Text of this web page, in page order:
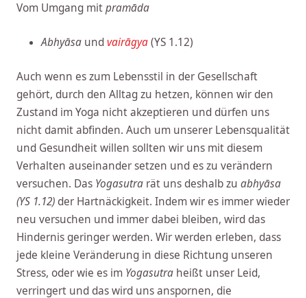
Vom Umgang mitpramāda
Abhyāsa undvairāgya(YS 1.12)
Auch wenn es zum Lebensstil in der Gesellschaft
gehört, durch den Alltag zu hetzen, können wir den
Zustand im Yoga nicht akzeptieren und dürfen uns
nicht damit abfinden. Auch um unserer Lebensqualität
und Gesundheit willen sollten wir uns mit diesem
Verhalten auseinander setzen und es zu verändern
versuchen. Das Yogasutra rät uns deshalb zu abhyāsa
(YS 1.12)der Hartnäckigkeit. Indem wir es immer wieder
neu versuchen und immer dabei bleiben, wird das
Hindernis geringer werden. Wir werden erleben, dass
jede kleine Veränderung in diese Richtung unseren
Stress, oder wie es im Yogasutra heißt unser Leid,
verringert und das wird uns anspornen, die